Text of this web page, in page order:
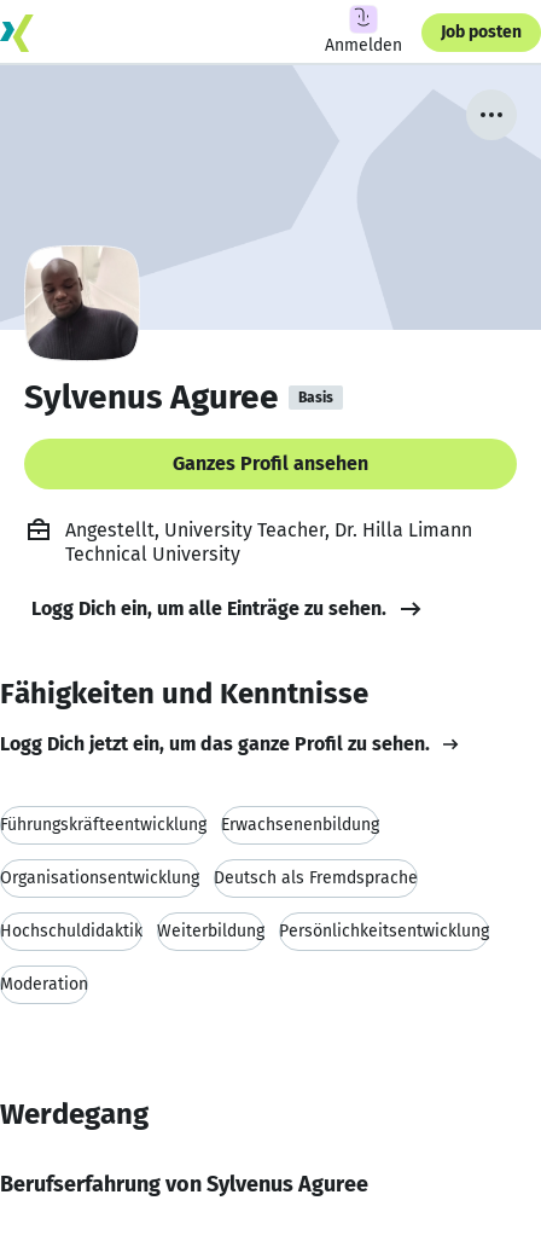
Anmelden
Job posten
Sylvenus Aguree Basis
Ganzes Profil ansehen
Angestellt, University Teacher, Dr. Hilla Limann
Technical University
Logg Dich ein, um alle Einträge zu sehen.
Fähigkeiten und Kenntnisse
Logg Dich jetzt ein, um das ganze Profil zu sehen.
Führungskräfteentwicklung Erwachsenenbildung
Organisationsentwicklung Deutsch als Fremdsprache
Hochschuldidaktik Weiterbildung Persönlichkeitsentwicklung
Moderation
Werdegang
Berufserfahrung von Sylvenus Aguree